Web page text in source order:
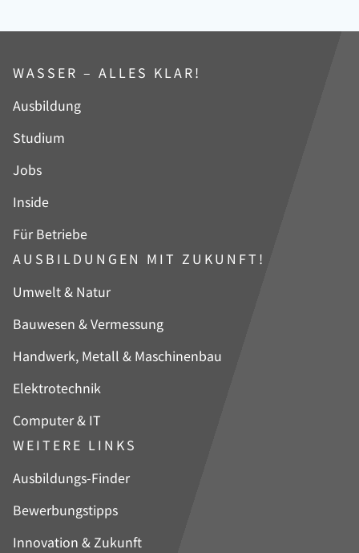
WASSER – ALLES KLAR!
Navigation
Ausbildung
Studium
Jobs
Inside
Für Betriebe
AUSBILDUNGEN MIT ZUKUNFT!
Navigation
Umwelt & Natur
Bauwesen & Vermessung
Handwerk, Metall & Maschinenbau
Elektrotechnik
Computer & IT
WEITERE LINKS
Navigation
Ausbildungs-Finder
Bewerbungstipps
Innovation & Zukunft